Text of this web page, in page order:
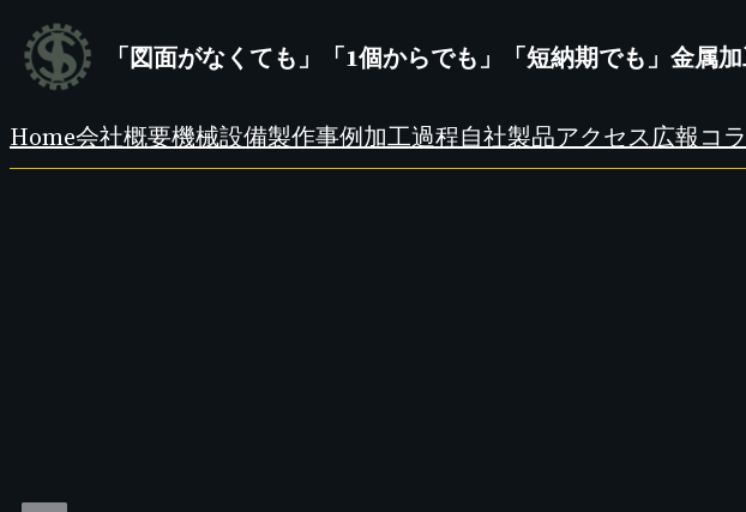
容
を
キ
「図面がなくても」「1個からでも」「短納期でも」金属加
Home会社概要機械設備製作事例加工過程自社製品アクセス広報コ